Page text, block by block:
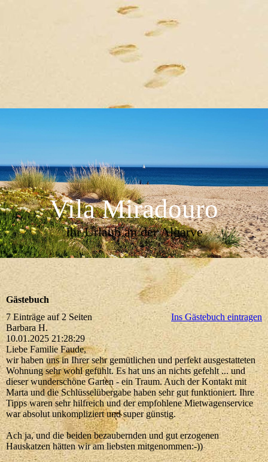
Vila Miradouro
Ihr Urlaub an der Algarve
Gästebuch
7 Einträge auf 2 Seiten
Ins Gästebuch eintragen
Barbara H.
10.01.2025 21:28:29
Liebe Familie Faude,
wir haben uns in Ihrer sehr gemütlichen und perfekt ausgestatteten
Wohnung sehr wohl gefühlt. Es hat uns an nichts gefehlt ... und
dieser wunderschöne Garten - ein Traum. Auch der Kontakt mit
Marta und die Schlüsselübergabe haben sehr gut funktioniert. Ihre
Tipps waren sehr hilfreich und der empfohlene Mietwagenservice
war absolut unkompliziert und super günstig.
Ach ja, und die beiden bezaubernden und gut erzogenen
Hauskatzen hätten wir am liebsten mitgenommen:-))